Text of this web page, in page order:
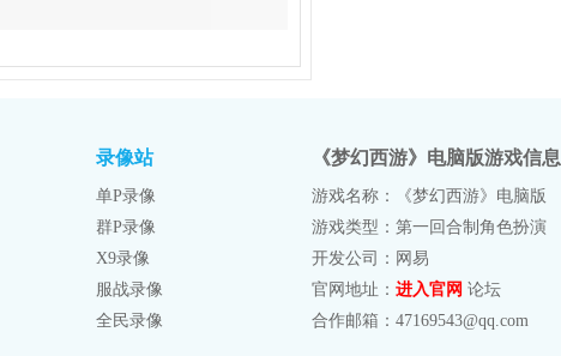
录像站
单P录像
群P录像
X9录像
服战录像
全民录像
《梦幻西游》电脑版游戏信息
游戏名称：《梦幻西游》电脑版
游戏类型：第一回合制角色扮演
开发公司：网易
官网地址： 进入官网 论坛
合作邮箱：47169543@qq.com